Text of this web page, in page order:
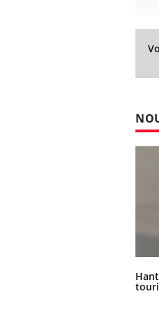
Eczéma
expliquer
d'autres non !
questions sur